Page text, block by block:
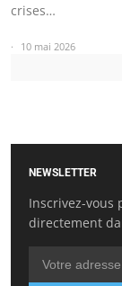
crises…
10 mai 2026
NEWSLETTER
Inscrivez-vous
directement